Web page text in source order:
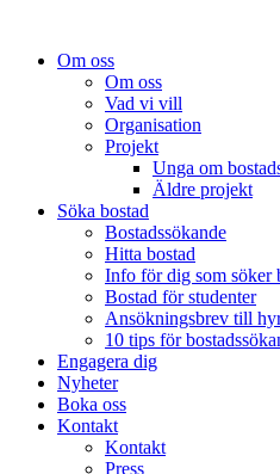
Om oss
Om oss
Vad vi vill
Organisation
Projekt
Unga om
Äldre projekt
Söka bostad
Bostadssökande
Hitta bostad
Info för dig som söker
Bostad för studenter
Ansökningsbrev till
10 tips för
Engagera dig
Nyheter
Boka oss
Kontakt
Kontakt
Press